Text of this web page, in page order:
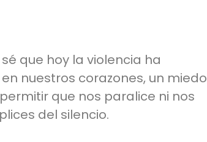
sé que hoy la violencia ha
nuestros corazones, un miedo
que nos paralice ni nos
del silencio.